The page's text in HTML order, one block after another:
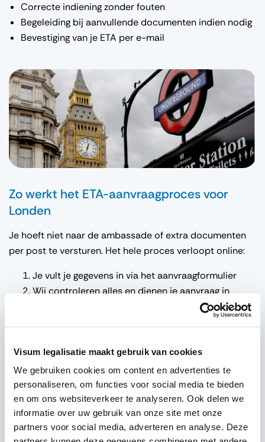
Visum legalisatie maakt gebruik van cookies
We gebruiken cookies om content en advertenties te
personaliseren, om functies voor social media te bieden
en om ons websiteverkeer te analyseren. Ook delen we
informatie over uw gebruik van onze site met onze
partners voor social media, adverteren en analyse. Deze
Correcte indiening zonder fouten
Begeleiding bij aanvullende documenten indien nodig
Bevestiging van je ETA per e-mail
Zo werkt het ETA-aanvraagproces voor
Londen
Je hoeft niet naar de ambassade of extra documenten
per post te versturen. Het hele proces verloopt online:
Je vult je gegevens in via het aanvraagformulier
Wij controleren alles en dienen je aanvraag in
Na goedkeuring ontvang je het document in je
Let op: begin op tijd. Hoewel de meeste aanvragen snel
voor vertrek jevisum Londen aan te vragen.
Visum aanvragen